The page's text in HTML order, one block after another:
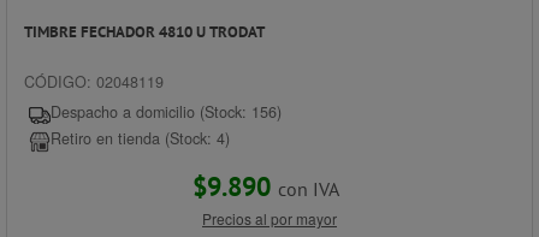
TIMBRE FECHADOR 4810 U TRODAT
CÓDIGO: 02048119
Despacho a domicilio (Stock: 156)
Retiro en tienda (Stock: 4)
$9.890 con IVA
Precios al por mayor